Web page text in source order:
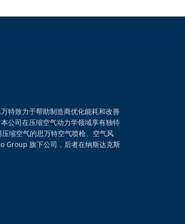
特致力于帮助制造商优化能耗和改善
公司在压缩空气动力学领域享有独特
缩空气的思万特空气喷枪、空气风
Group 旗下公司，后者在纳斯达克斯